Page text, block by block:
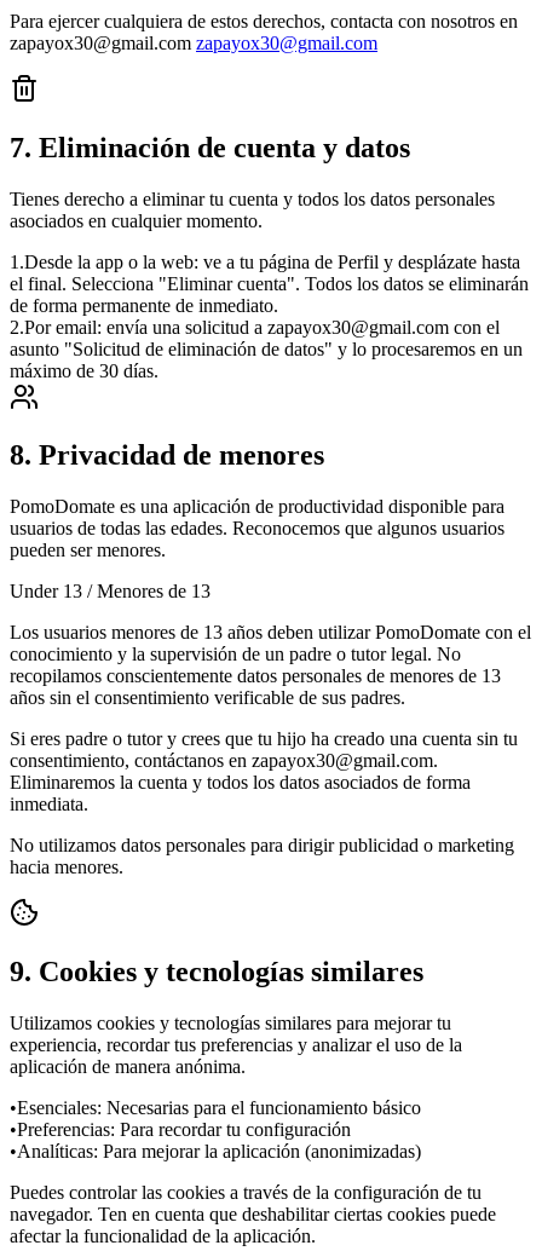
Para ejercer cualquiera de estos derechos, contacta con nosotros en
zapayox30@gmail.com zapayox30@gmail.com
7. Eliminación de cuenta y datos
Tienes derecho a eliminar tu cuenta y todos los datos personales
asociados en cualquier momento.
1.Desde la app o la web: ve a tu página de Perfil y desplázate hasta
el final. Selecciona "Eliminar cuenta". Todos los datos se eliminarán
de forma permanente de inmediato.
2.Por email: envía una solicitud a zapayox30@gmail.com con el
asunto "Solicitud de eliminación de datos" y lo procesaremos en un
máximo de 30 días.
8. Privacidad de menores
PomoDomate es una aplicación de productividad disponible para
usuarios de todas las edades. Reconocemos que algunos usuarios
pueden ser menores.
Under 13 / Menores de 13
Los usuarios menores de 13 años deben utilizar PomoDomate con el
conocimiento y la supervisión de un padre o tutor legal. No
recopilamos conscientemente datos personales de menores de 13
años sin el consentimiento verificable de sus padres.
Si eres padre o tutor y crees que tu hijo ha creado una cuenta sin tu
consentimiento, contáctanos en zapayox30@gmail.com.
Eliminaremos la cuenta y todos los datos asociados de forma
inmediata.
No utilizamos datos personales para dirigir publicidad o marketing
hacia menores.
9. Cookies y tecnologías similares
Utilizamos cookies y tecnologías similares para mejorar tu
experiencia, recordar tus preferencias y analizar el uso de la
aplicación de manera anónima.
•Esenciales: Necesarias para el funcionamiento básico
•Preferencias: Para recordar tu configuración
•Analíticas: Para mejorar la aplicación (anonimizadas)
Puedes controlar las cookies a través de la configuración de tu
navegador. Ten en cuenta que deshabilitar ciertas cookies puede
afectar la funcionalidad de la aplicación.